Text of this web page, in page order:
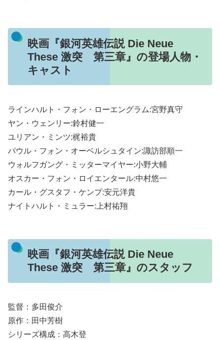
映画『銀河英雄伝説 Die Neue
These 激突 第三章』の登場人物・
キャスト
ラインハルト・フォン・ローエングラム:宮野真守
ヤン・ウェンリー:鈴村健一
ユリアン・ミンツ:梶裕貴
パウル・フォン・オーベルシュタイン:諏訪部順一
ウォルフガング・ミッターマイヤー:小野大輔
オスカー・フォン・ロイエンタール:中村悠一
カール・グスタフ・ケンプ:安元洋貴
ナイトハルト・ミュラー:上村祐翔
映画『銀河英雄伝説 Die Neue
These 激突 第三章』のスタッフ
監督：多田俊介
原作：田中芳樹
シリーズ構成：高木登